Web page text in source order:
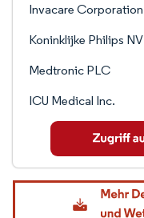
Invacare Corporation
Koninklijke Philips NV
Medtronic PLC
ICU Medical Inc.